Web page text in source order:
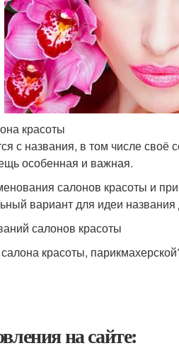
красоты
с названия, в том числе своё
особенная и важная.
салонов красоты и
вариант для идеи
салонов красоты
красоты,
на сайте: